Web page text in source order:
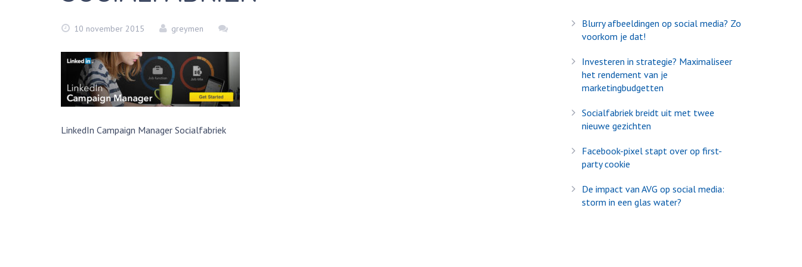
10 november 2015 greymen
LinkedIn Campaign Manager Socialfabriek
Blurry afbeeldingen op social media? Zo
voorkom je dat!
Investeren in strategie? Maximaliseer
het rendement van je
marketingbudgetten
Socialfabriek breidt uit met twee
nieuwe gezichten
Facebook-pixel stapt over op first-
party cookie
De impact van AVG op social media:
storm in een glas water?